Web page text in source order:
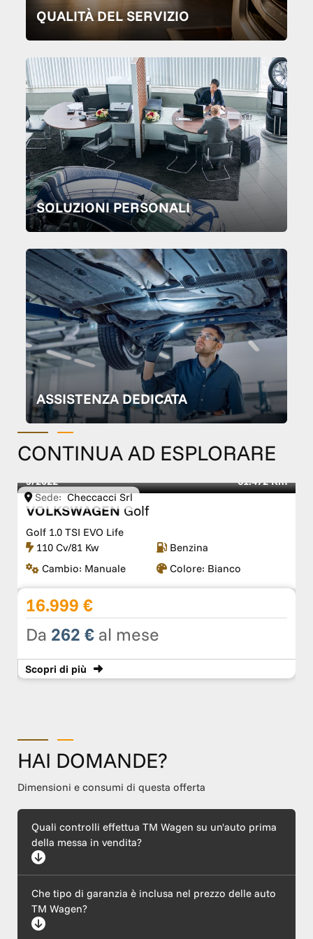
QUALITÀ DEL SERVIZIO
SOLUZIONI PERSONALI
ASSISTENZA DEDICATA
CONTINUA AD ESPLORARE
Sede: Checcacci Srl
9/2022 61.472 Km
VOLKSWAGEN Golf
Golf 1.0 TSI EVO Life
110 Cv/81 Kw
Benzina
Cambio: Manuale Colore: Bianco
16.999 €
Da 262 € al mese
Scopri di più
HAI DOMANDE?
Dimensioni e consumi di questa offerta
Quali controlli effettua TM Wagen su un'auto prima
della messa in vendita?
include un'ispezione meccanica completa (motore ed
elettronica), l'esecuzione di tagliando e revisione, il ripristino
della carrozzeria e l'igienizzazione dell'abitacolo. Garantiamo
inoltre la trasparenza del chilometraggio e la provenienza
Che tipo di garanzia è inclusa nel prezzo delle auto
TM Wagen?